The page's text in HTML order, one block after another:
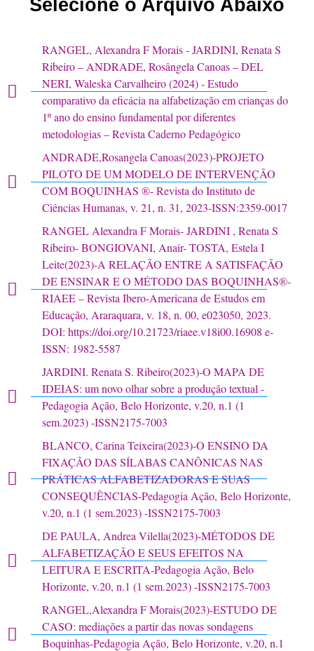
Selecione o Arquivo Abaixo
RANGEL, Alexandra F Morais - JARDINI, Renata S
Ribeiro – ANDRADE, Rosângela Canoas – DEL
NERI, Waleska Carvalheiro (2024) - Estudo
comparativo da eficácia na alfabetização em crianças do
1º ano do ensino fundamental por diferentes
metodologias – Revista Caderno Pedagógico
ANDRADE,Rosangela Canoas(2023)-PROJETO
PILOTO DE UM MODELO DE INTERVENÇÃO
COM BOQUINHAS ®- Revista do Instituto de
Ciências Humanas, v. 21, n. 31, 2023-ISSN:2359-0017
RANGEL Alexandra F Morais- JARDINI , Renata S
Ribeiro- BONGIOVANI, Anair- TOSTA, Estela I
Leite(2023)-A RELAÇÃO ENTRE A SATISFAÇÃO
DE ENSINAR E O MÉTODO DAS BOQUINHAS®-
RIAEE – Revista Ibero-Americana de Estudos em
Educação, Araraquara, v. 18, n. 00, e023050, 2023.
DOI: https://doi.org/10.21723/riaee.v18i00.16908 e-
ISSN: 1982-5587
JARDINI. Renata S. Ribeiro(2023)-O MAPA DE
IDEIAS: um novo olhar sobre a produção textual -
Pedagogia Ação, Belo Horizonte, v.20, n.1 (1
sem.2023) -ISSN2175-7003
BLANCO, Carina Teixeira(2023)-O ENSINO DA
FIXAÇÃO DAS SÍLABAS CANÔNICAS NAS
PRÁTICAS ALFABETIZADORAS E SUAS
CONSEQUÊNCIAS-Pedagogia Ação, Belo Horizonte,
v.20, n.1 (1 sem.2023) -ISSN2175-7003
DE PAULA, Andrea Vilella(2023)-MÉTODOS DE
ALFABETIZAÇÃO E SEUS EFEITOS NA
LEITURA E ESCRITA-Pedagogia Ação, Belo
Horizonte, v.20, n.1 (1 sem.2023) -ISSN2175-7003
RANGEL,Alexandra F Morais(2023)-ESTUDO DE
CASO: mediações a partir das novas sondagens
Boquinhas-Pedagogia Ação, Belo Horizonte, v.20, n.1